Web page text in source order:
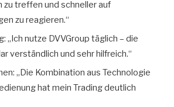
zu treffen und schneller auf
zu reagieren.“
„Ich nutze DVVGroup täglich – die
verständlich und sehr hilfreich.“
„Die Kombination aus Technologie
hat mein Trading deutlich